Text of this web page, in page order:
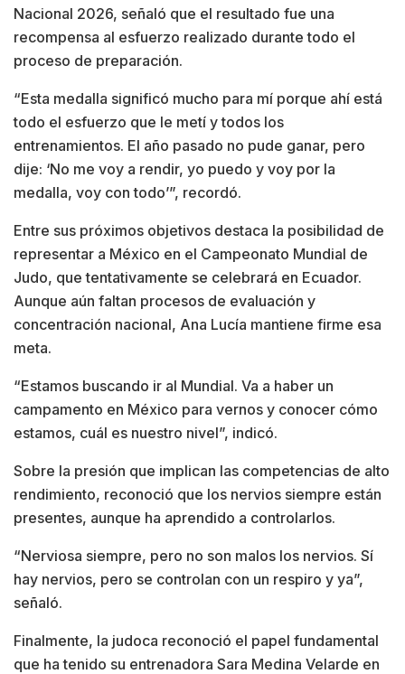
Nacional 2026, señaló que el resultado fue una
recompensa al esfuerzo realizado durante todo el
proceso de preparación.
“Esta medalla significó mucho para mí porque ahí está
todo el esfuerzo que le metí y todos los
entrenamientos. El año pasado no pude ganar, pero
dije: ‘No me voy a rendir, yo puedo y voy por la
medalla, voy con todo’”, recordó.
Entre sus próximos objetivos destaca la posibilidad de
representar a México en el Campeonato Mundial de
Judo, que tentativamente se celebrará en Ecuador.
Aunque aún faltan procesos de evaluación y
concentración nacional, Ana Lucía mantiene firme esa
meta.
“Estamos buscando ir al Mundial. Va a haber un
campamento en México para vernos y conocer cómo
estamos, cuál es nuestro nivel”, indicó.
Sobre la presión que implican las competencias de alto
rendimiento, reconoció que los nervios siempre están
presentes, aunque ha aprendido a controlarlos.
“Nerviosa siempre, pero no son malos los nervios. Sí
hay nervios, pero se controlan con un respiro y ya”,
señaló.
Finalmente, la judoca reconoció el papel fundamental
que ha tenido su entrenadora Sara Medina Velarde en